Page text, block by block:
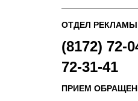
ОТДЕЛ РЕКЛАМЫ
(8172) 72-
72-31-41
ПРИЕМ